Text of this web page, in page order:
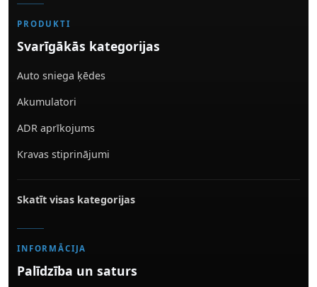
PRODUKTI
Svarīgākās kategorijas
Auto sniega ķēdes
Akumulatori
ADR aprīkojums
Kravas stiprinājumi
Skatīt visas kategorijas
INFORMĀCIJA
Palīdzība un saturs